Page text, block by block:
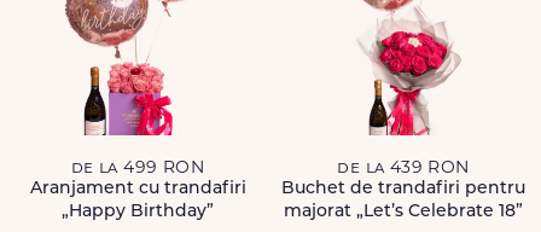
de la 499 RON
Aranjament cu trandafiri
„Happy Birthday”
de la 439 RON
Buchet de trandafiri pentru
majorat „Let’s Celebrate 18”